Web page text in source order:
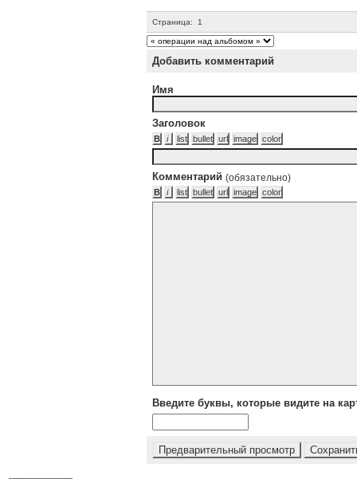
Страница: 1
Добавить комментарий
Имя
Заголовок
Комментарий (обязательно)
Введите буквы, которые видите на